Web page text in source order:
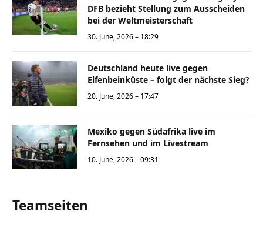
DFB bezieht Stellung zum Ausscheiden
bei der Weltmeisterschaft
30. June, 2026 – 18:29
Deutschland heute live gegen
Elfenbeinküste – folgt der nächste Sieg?
20. June, 2026 – 17:47
Mexiko gegen Südafrika live im
Fernsehen und im Livestream
10. June, 2026 – 09:31
Teamseiten